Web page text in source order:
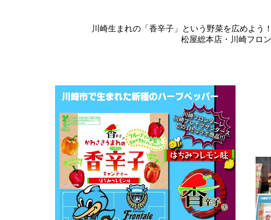
川崎生まれの「香辛子」という野菜を広めよう
松屋総本店・川崎フロ